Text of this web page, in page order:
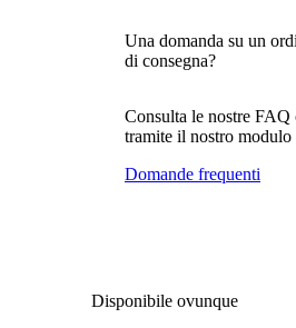
Una domanda su un
di consegna?
Consulta le nostre FAQ
tramite il nostro modulo
Domande frequenti
Disponibile ovunque